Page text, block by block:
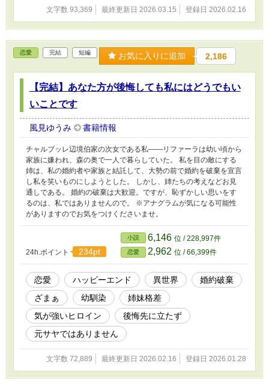
文字数 93,369 最終更新日 2026.03.15 登録日 2026.02.16
恋愛 完結 短編 お気に入りに追加 2,186
【完結】あなた方が後悔しても私にはどうでもい
いことです
風見ゆうみ 書籍情報
チャルブッレ辺境伯家の次女である私――リファーラは幼い頃から
家族に嫌われ、森の奥で一人で暮らしていた。 私を目の敵にする
姉は、私の婚約者や家族と結託して、大勢の前で婚約を破棄を宣言
し私を笑いものにしようとした。 しかし、姉たちの考えなどお見
通しである。 婚約の破棄は大歓迎。ですが、恥ずかしい思いをす
るのは、私ではありませんので。 ※アナグラムが気になる可能性
がありますのでお気をつけくださいませ。
24h.ポイント 234pt
小説 6,146 位 / 228,997件
恋愛 2,962 位 / 66,399件
恋愛 ハッピーエンド 異世界
婚約破棄
ざまぁ
幼馴染
姉妹格差
気が強いヒロイン
後悔先に立たず
元サヤではありません
文字数 72,889 最終更新日 2026.02.16 登録日 2026.01.28